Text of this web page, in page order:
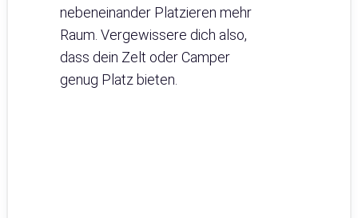
nebeneinander Platzieren mehr
Raum. Vergewissere dich also,
dass dein Zelt oder Camper
genug Platz bieten.